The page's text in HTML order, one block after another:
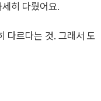
히 다뤘어요.
다르다는 것. 그래서 도